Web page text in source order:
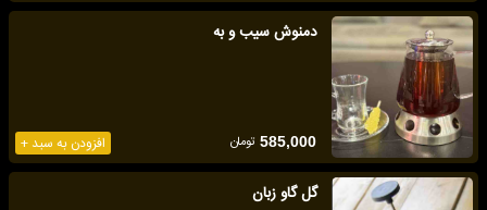
دمنوش سیب و به
افزودن به سبد + 585,000 تومان
گل گاو زبان